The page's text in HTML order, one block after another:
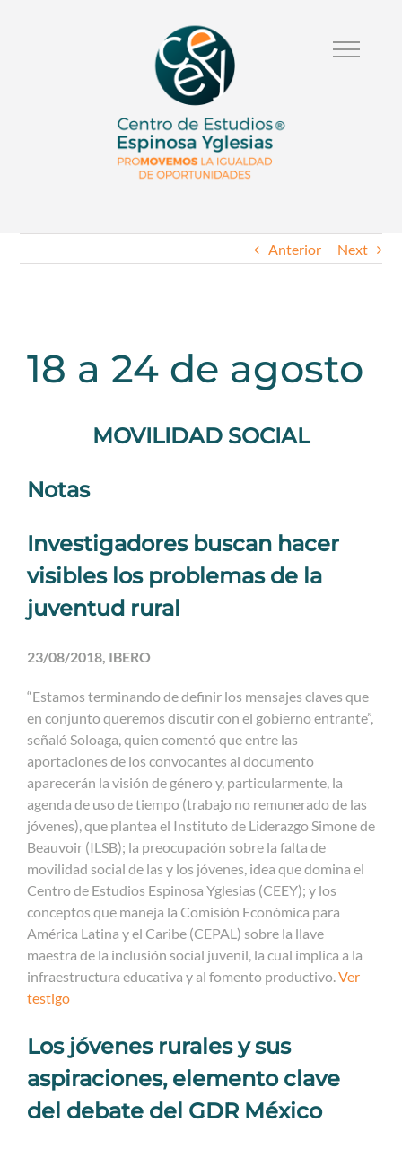
Anterior Next
18 a 24 de agosto
MOVILIDAD SOCIAL
Notas
Investigadores buscan hacer
visibles los problemas de la
juventud rural
23/08/2018, IBERO
“Estamos terminando de definir los mensajes claves que
en conjunto queremos discutir con el gobierno entrante”,
señaló Soloaga, quien comentó que entre las
aportaciones de los convocantes al documento
aparecerán la visión de género y, particularmente, la
agenda de uso de tiempo (trabajo no remunerado de las
jóvenes), que plantea el Instituto de Liderazgo Simone de
Beauvoir (ILSB); la preocupación sobre la falta de
movilidad social de las y los jóvenes, idea que domina el
Centro de Estudios Espinosa Yglesias (CEEY); y los
conceptos que maneja la Comisión Económica para
América Latina y el Caribe (CEPAL) sobre la llave
maestra de la inclusión social juvenil, la cual implica a la
infraestructura educativa y al fomento productivo.Ver
testigo
Los jóvenes rurales y sus
aspiraciones, elemento clave
del debate del GDR México